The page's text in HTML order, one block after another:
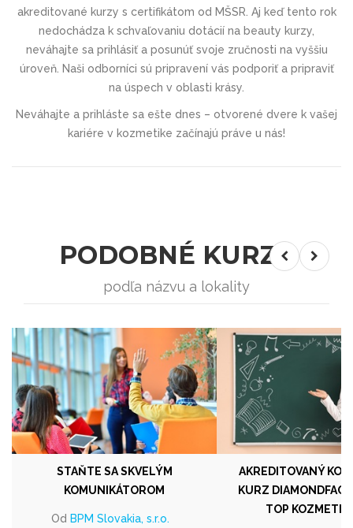
akreditované kurzy s certifikátom od MŠSR. Aj keď tento rok
nedochádza k schvaľovaniu dotácií na beauty kurzy,
neváhajte sa prihlásiť a posunúť svoje zručnosti na vyššiu
úroveň. Naši odborníci sú pripravení vás podporiť a pripraviť
na úspech v oblasti krásy.
Neváhajte a prihláste sa ešte dnes – otvorené dvere k vašej
kariére v kozmetike začínajú práve u nás!
PODOBNÉ KURZY
podľa názvu a lokality
STAŇTE SA SKVELÝM
KOMUNIKÁTOROM
Od BPM Slovakia, s.r.o.
AKREDITOVANÝ
KURZ
TOP